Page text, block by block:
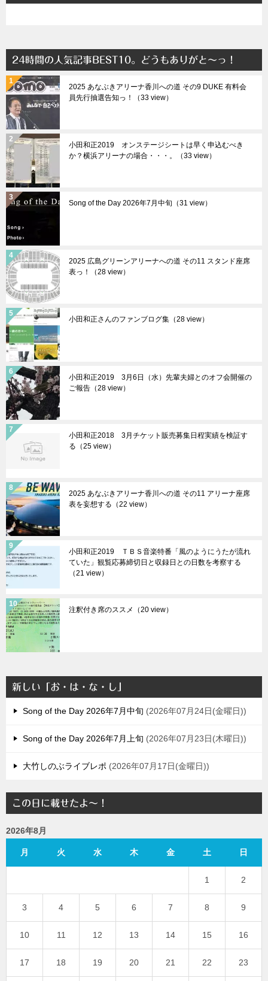
24時間の人気記事BEST10。どうもありがと～っ！
2025 あなぶきアリーナ香川への道 その9 DUKE 有料会
員先行抽選告知っ！（33 view）
小田和正2019 オンステージシートは早く申込むべき
か？横浜アリーナの場合・・・。（33 view）
Song of the Day 2026年7月中旬（31 view）
2025 広島グリーンアリーナへの道 その11 スタンド座席
表っ！（28 view）
小田和正さんのファンブログ集（28 view）
小田和正2019 3月6日（水）先輩夫婦とのオフ会開催の
ご報告（28 view）
小田和正2018 3月チケット販売募集日程実績を検証す
る（25 view）
2025 あなぶきアリーナ香川への道 その11 アリーナ座席
表を妄想する（22 view）
小田和正2019 ＴＢＳ音楽特番「風のようにうたが流れ
ていた」観覧応募締切日と収録日との日数を考察する
（21 view）
注釈付き席のススメ（20 view）
新しい「お・は・な・し」
Song of the Day 2026年7月中旬 2026年07月24日(金曜日)
Song of the Day 2026年7月上旬 2026年07月23日(木曜日)
大竹しのぶライブレポ 2026年07月17日(金曜日)
この日に載せたよ～！
2026年8月
月 火 水 木 金 土 日
1 2
3 4 5 6 7 8 9
10 11 12 13 14 15 16
17 18 19 20 21 22 23